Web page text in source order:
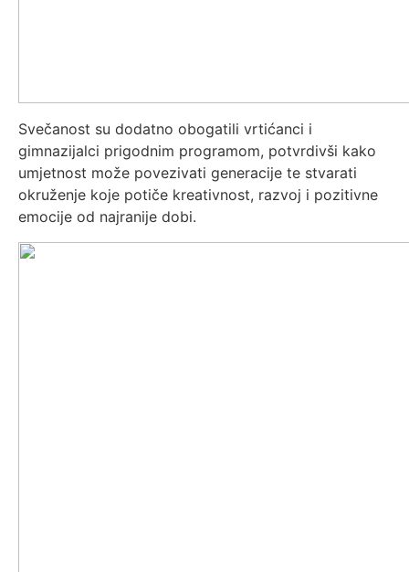
Svečanost su dodatno obogatili vrtićanci i
gimnazijalci prigodnim programom, potvrdivši kako
umjetnost može povezivati generacije te stvarati
okruženje koje potiče kreativnost, razvoj i pozitivne
emocije od najranije dobi.